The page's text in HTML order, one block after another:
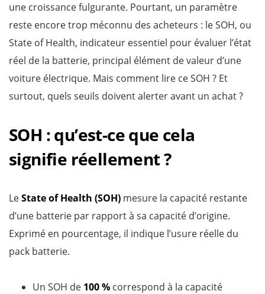
une croissance fulgurante. Pourtant, un paramètre
reste encore trop méconnu des acheteurs : le SOH, ou
State of Health, indicateur essentiel pour évaluer l’état
réel de la batterie, principal élément de valeur d’une
voiture électrique. Mais comment lire ce SOH ? Et
surtout, quels seuils doivent alerter avant un achat ?
SOH : qu’est-ce que cela
signifie réellement ?
LeState of Health (SOH) mesure la capacité restante
d’une batterie par rapport à sa capacité d’origine.
Exprimé en pourcentage, il indique l’usure réelle du
pack batterie.
Un SOH de 100 % correspond à la capacité